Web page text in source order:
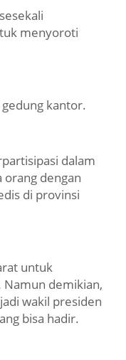
menyoroti
kantor.
dalam
dengan
di provinsi
untuk
demikian,
wakil presiden
bisa hadir.